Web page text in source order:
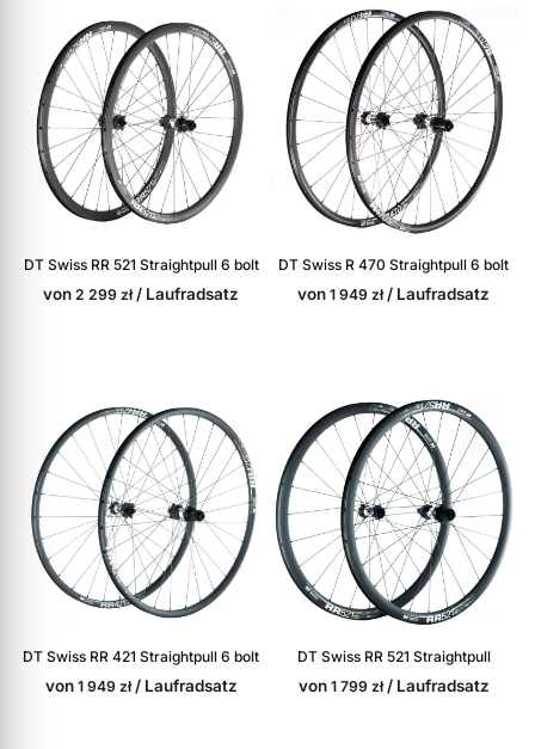
DT Swiss RR 521 Straightpull 6 bolt
von2 299zł/ Laufradsatz
DT Swiss R 470 Straightpull 6 bolt
von1 949zł/ Laufradsatz
DT Swiss RR 421 Straightpull 6 bolt
von 1 949 zł/ Laufradsatz
DT Swiss RR 521 Straightpull
von 1 799 zł/ Laufradsatz